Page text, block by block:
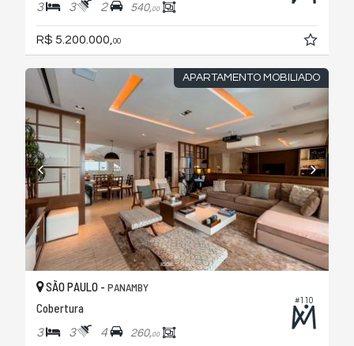
3 3 2 540,00
R$ 5.200.000,00
APARTAMENTO MOBILIADO
#110
SÃO PAULO - PANAMBY
Cobertura
3 3 4 260,00